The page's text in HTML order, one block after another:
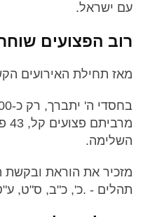
עם ישראל.
רוב הפצועים
מאז תחילת האירועים הקשים, כ-
השלימה.
מזכיר את הוראת ובקשת
תהלים - .כ', כ"ב, ס"ט,